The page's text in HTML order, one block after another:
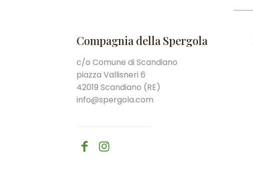
Compagnia della Spergola
c/o Comune di Scandiano
piazza Vallisneri 6
42019 Scandiano (RE)
info@spergola.com